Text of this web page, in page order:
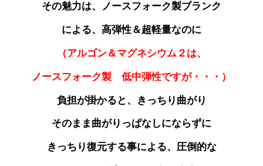
その魅力は、ノースフォーク製ブランク
による、高弾性＆超軽量なのに
（アルゴン＆マグネシウム２は、
ノースフォーク製 低中弾性ですが・・・）
負担が掛かると、きっちり曲がり
そのまま曲がりっぱなしにならずに
きっちり復元する事による、圧倒的な